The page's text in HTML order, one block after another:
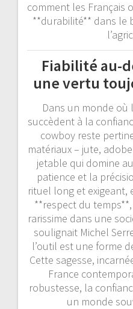
comment les Français
**durabilité** dans le
Fiabilité au-
une vertu
Dans un monde
succèdent à la
cowboy reste
matériaux – jute,
jetable qui domine
patience et la
rituel long et exigeant,
**respect du
rarissime dans une
soulignait Michel
l’outil est une forme
Cette sagesse,
France
robustesse, la
un monde